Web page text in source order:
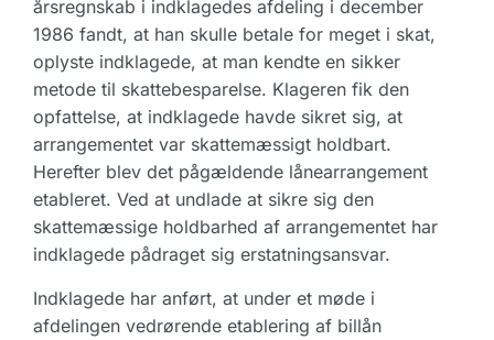
årsregnskab i indklagedes afdeling i december
1986 fandt, at han skulle betale for meget i skat,
oplyste indklagede, at man kendte en sikker
metode til skattebesparelse. Klageren fik den
opfattelse, at indklagede havde sikret sig, at
arrangementet var skattemæssigt holdbart.
Herefter blev det pågældende lånearrangement
etableret. Ved at undlade at sikre sig den
skattemæssige holdbarhed af arrangementet har
indklagede pådraget sig erstatningsansvar.
Indklagede har anført, at under et møde i
afdelingen vedrørende etablering af billån